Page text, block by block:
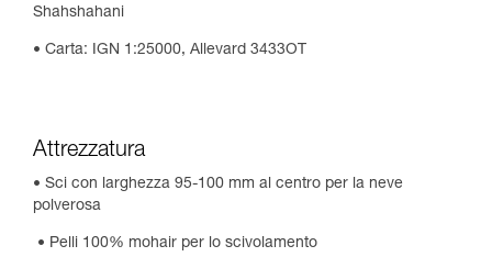
Shahshahani
• Carta: IGN 1:25000, Allevard 3433OT
Attrezzatura
• Sci con larghezza 95-100 mm al centro per la neve
polverosa
• Pelli 100% mohair per lo scivolamento